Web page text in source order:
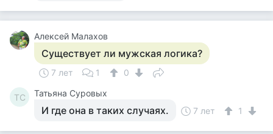
Алексей Малахов
Существует ли мужская логика?
7 лет 1 0
ТС Татьяна Суровых
И где она в таких случаях. 7 лет 1